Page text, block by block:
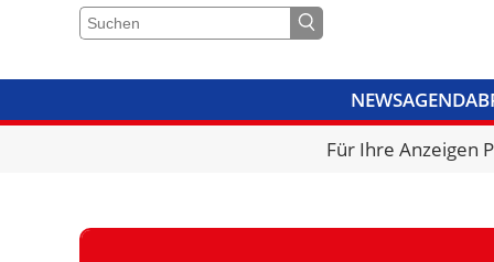
NEWSAGENDA
VIDEOSBIBLIOTHEK
Für Ihre Anzeigen